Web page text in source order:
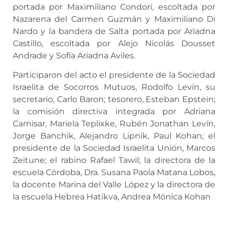
portada por Maximiliano Condorí, escoltada por
Nazarena del Carmen Guzmán y Maximiliano Di
Nardo y la bandera de Salta portada por Ariadna
Castillo, escoltada por Alejo Nicolás Dousset
Andrade y Sofía Ariadna Aviles.
Participaron del acto el presidente de la Sociedad
Israelita de Socorros Mutuos, Rodolfo Levín, su
secretario, Carlo Baron; tesorero, Esteban Epstein;
la comisión directiva integrada por Adriana
Camisar, Mariela Teplixke, Rubén Jonathan Levín,
Jorge Banchik, Alejandro Lipnik, Paul Kohan; el
presidente de la Sociedad Israelita Unión, Marcos
Zeitune; el rabino Rafael Tawil; la directora de la
escuela Córdoba, Dra. Susana Paola Matana Lobos,
la docente Marina del Valle López y la directora de
la escuela Hebrea Hatikva, Andrea Mónica Kohan